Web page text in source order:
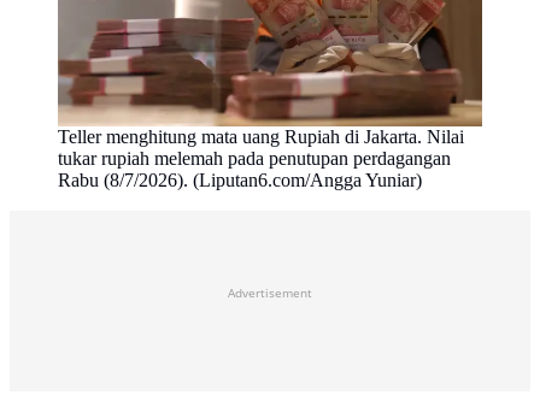
Teller menghitung mata uang Rupiah di Jakarta. Nilai
tukar rupiah melemah pada penutupan perdagangan
Rabu (8/7/2026). (Liputan6.com/Angga Yuniar)
Advertisement